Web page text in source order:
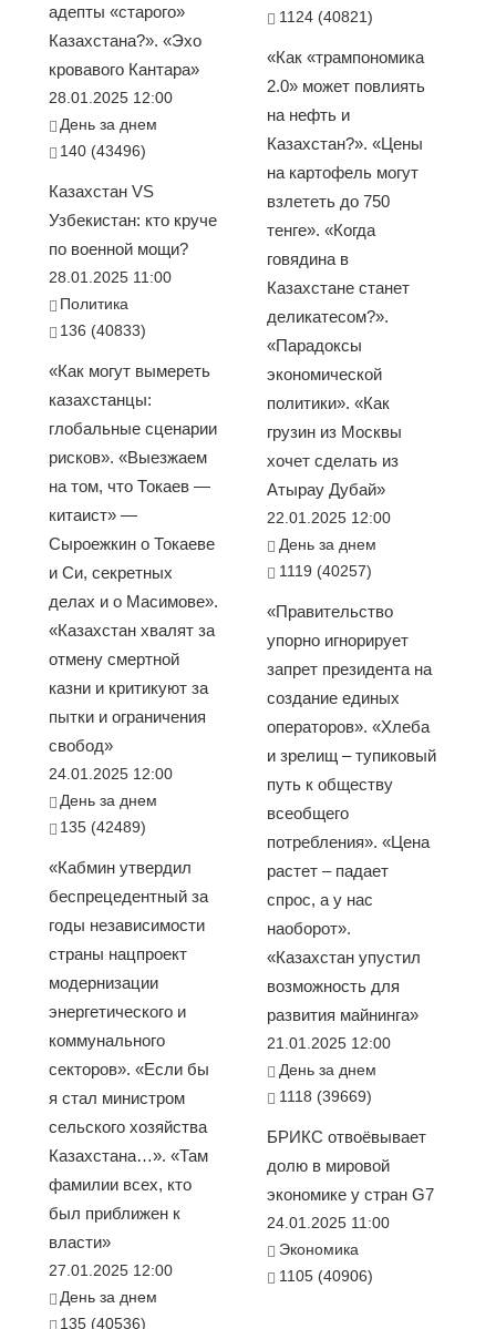
адепты «старого»
Казахстана?». «Эхо
кровавого Кантара»
28.01.2025 12:00
День за днем
140 (43496)
Казахстан VS
Узбекистан: кто круче
по военной мощи?
28.01.2025 11:00
Политика
136 (40833)
«Как могут вымереть
казахстанцы:
глобальные сценарии
рисков». «Выезжаем
на том, что Токаев —
китаист» —
Сыроежкин о Токаеве
и Си, секретных
делах и о Масимове».
«Казахстан хвалят за
отмену смертной
казни и критикуют за
пытки и ограничения
свобод»
24.01.2025 12:00
День за днем
135 (42489)
«Кабмин утвердил
беспрецедентный за
годы независимости
страны нацпроект
модернизации
энергетического и
коммунального
секторов». «Если бы
я стал министром
сельского хозяйства
Казахстана…». «Там
фамилии всех, кто
был приближен к
власти»
27.01.2025 12:00
День за днем
135 (40536)
1124 (40821)
«Как «трампономика
2.0» может повлиять
на нефть и
Казахстан?». «Цены
на картофель могут
взлететь до 750
тенге». «Когда
говядина в
Казахстане станет
деликатесом?».
«Парадоксы
экономической
политики». «Как
грузин из Москвы
хочет сделать из
Атырау Дубай»
22.01.2025 12:00
День за днем
1119 (40257)
«Правительство
упорно игнорирует
запрет президента на
создание единых
операторов». «Хлеба
и зрелищ – тупиковый
путь к обществу
всеобщего
потребления». «Цена
растет – падает
спрос, а у нас
наоборот».
«Казахстан упустил
возможность для
развития майнинга»
21.01.2025 12:00
День за днем
1118 (39669)
БРИКС отвоёвывает
долю в мировой
экономике у стран G7
24.01.2025 11:00
Экономика
1105 (40906)